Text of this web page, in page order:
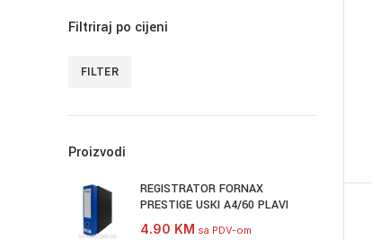
Filtriraj po cijeni
FILTER
Proizvodi
REGISTRATOR FORNAX
PRESTIGE USKI A4/60 PLAVI
4.90 KM sa PDV-om